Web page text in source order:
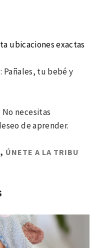
ubicaciones exactas
Pañales, tu bebé y
necesitas
de aprender.
, ÚNETE A LA TRIBU